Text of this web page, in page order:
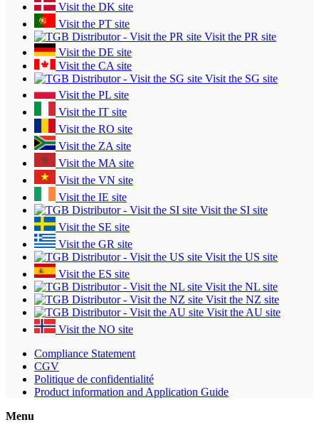
Visit the DK site
Visit the PT site
Visit the PR site
Visit the DE site
Visit the CA site
Visit the SG site
Visit the PL site
Visit the IT site
Visit the RO site
Visit the ZA site
Visit the MA site
Visit the VN site
Visit the IE site
Visit the SI site
Visit the SE site
Visit the GR site
Visit the US site
Visit the ES site
Visit the NL site
Visit the NZ site
Visit the AU site
Visit the NO site
Compliance Statement
CGV
Politique de confidentialité
Product information and Application Guide
Menu